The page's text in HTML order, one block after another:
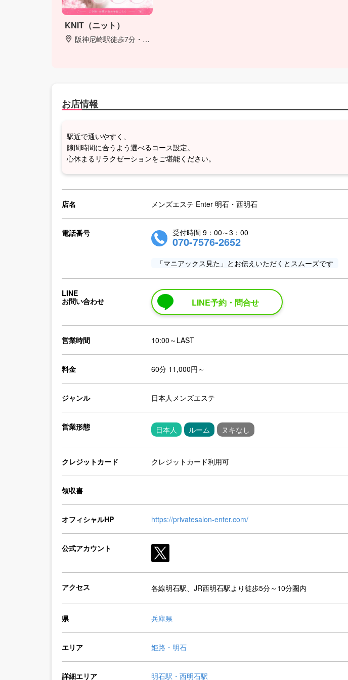
KNIT（ニット）
阪神尼崎駅徒歩7分・JR尼崎駅から徒歩3分
お店情報
駅近で通いやすく、
隙間時間に合うよう選べるコース設定。
心休まるリラクゼーションをご堪能ください。
店名 メンズエステ Enter 明石・西明石
電話番号 受付時間 9：00～3：00
070-7576-2652
「マニアックス見た」とお伝えいただくとスムーズです
LINE
お問い合わせ
LINE予約・問合せ
営業時間 10:00～LAST
料金 60分 11,000円～
ジャンル 日本人メンズエステ
営業形態 日本人 ルーム ヌキなし
クレジットカード クレジットカード利用可
領収書
オフィシャルHP https://privatesalon-enter.com/
公式アカウント
アクセス 各線明石駅、JR西明石駅より徒歩5分～10分圏内
県 兵庫県
エリア 姫路・明石
詳細エリア 明石駅・西明石駅